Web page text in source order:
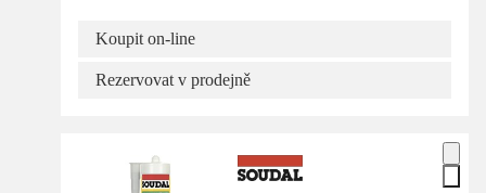
Koupit on-line
Rezervovat v prodejně